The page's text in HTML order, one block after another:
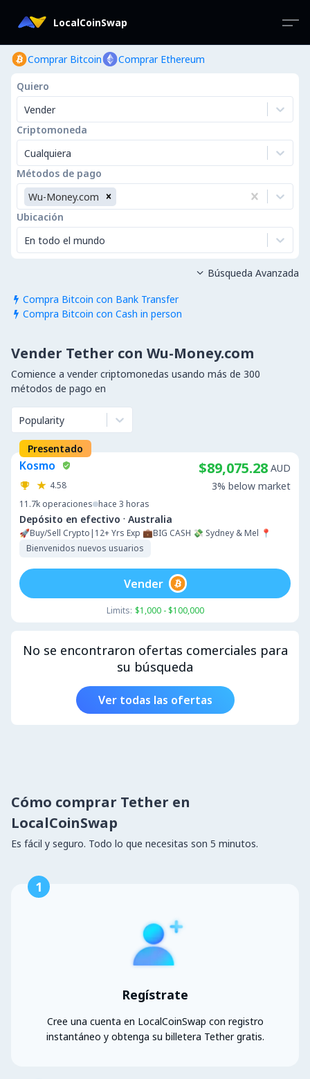
LocalCoinSwap
Comprar Bitcoin Comprar Ethereum
Quiero
Vender
Criptomoneda
Cualquiera
Métodos de pago
Wu-Money.com
Ubicación
En todo el mundo
 Compra Bitcoin con Bank Transfer
 Compra Bitcoin con Cash in person
 Búsqueda Avanzada
Vender Tether con Wu-Money.com
Comience a vender criptomonedas usando más de 300
métodos de pago en
Popularity
Presentado
Kosmo
4.58
11.7k operaciones hace 3 horas
Depósito en efectivo · Australia
🚀Buy/Sell Crypto|12+ Yrs Exp 💼BIG CASH 💸 Sydney & Mel 📍
Bienvenidos nuevos usuarios
$89,075.28 AUD
3% below market
Limits: $1,000 - $100,000
Vender
No se encontraron ofertas comerciales para
su búsqueda
Ver todas las ofertas
Cómo comprar Tether en
LocalCoinSwap
Es fácil y seguro. Todo lo que necesitas son 5 minutos.
1
Regístrate
Cree una cuenta en LocalCoinSwap con registro
instantáneo y obtenga su billetera Tether gratis.